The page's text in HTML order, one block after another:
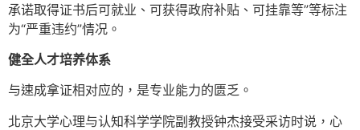
承诺取得证书后可就业、可获得政府补贴、可挂靠等”等标注
为“严重违约”情况。
健全人才培养体系
与速成拿证相对应的，是专业能力的匮乏。
北京大学心理与认知科学学院副教授钟杰接受采访时说，心